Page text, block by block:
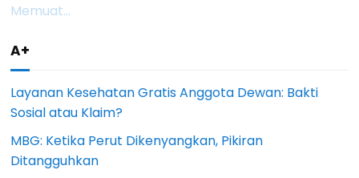
Memuat...
A+
Layanan Kesehatan Gratis Anggota Dewan: Bakti
Sosial atau Klaim?
MBG: Ketika Perut Dikenyangkan, Pikiran
Ditangguhkan